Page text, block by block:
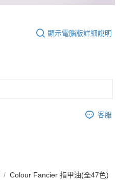
顯示電腦版詳細說明
客服
Colour Fancier 指甲油(全47色)